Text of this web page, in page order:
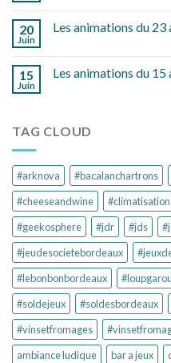
20
Juin
Les animations du 23
15
Juin
Les animations du 15
TAG CLOUD
#arknova #bacalanchartrons
#cheeseandwine
#climatisation
#geekosphere
#jdr #jds
#jeudesocietebordeaux
#lebonbonbordeaux
#loupgarou
#soldejeux
#soldesbordeaux
#vinsetfromages
ambiance ludique
bar a jeux